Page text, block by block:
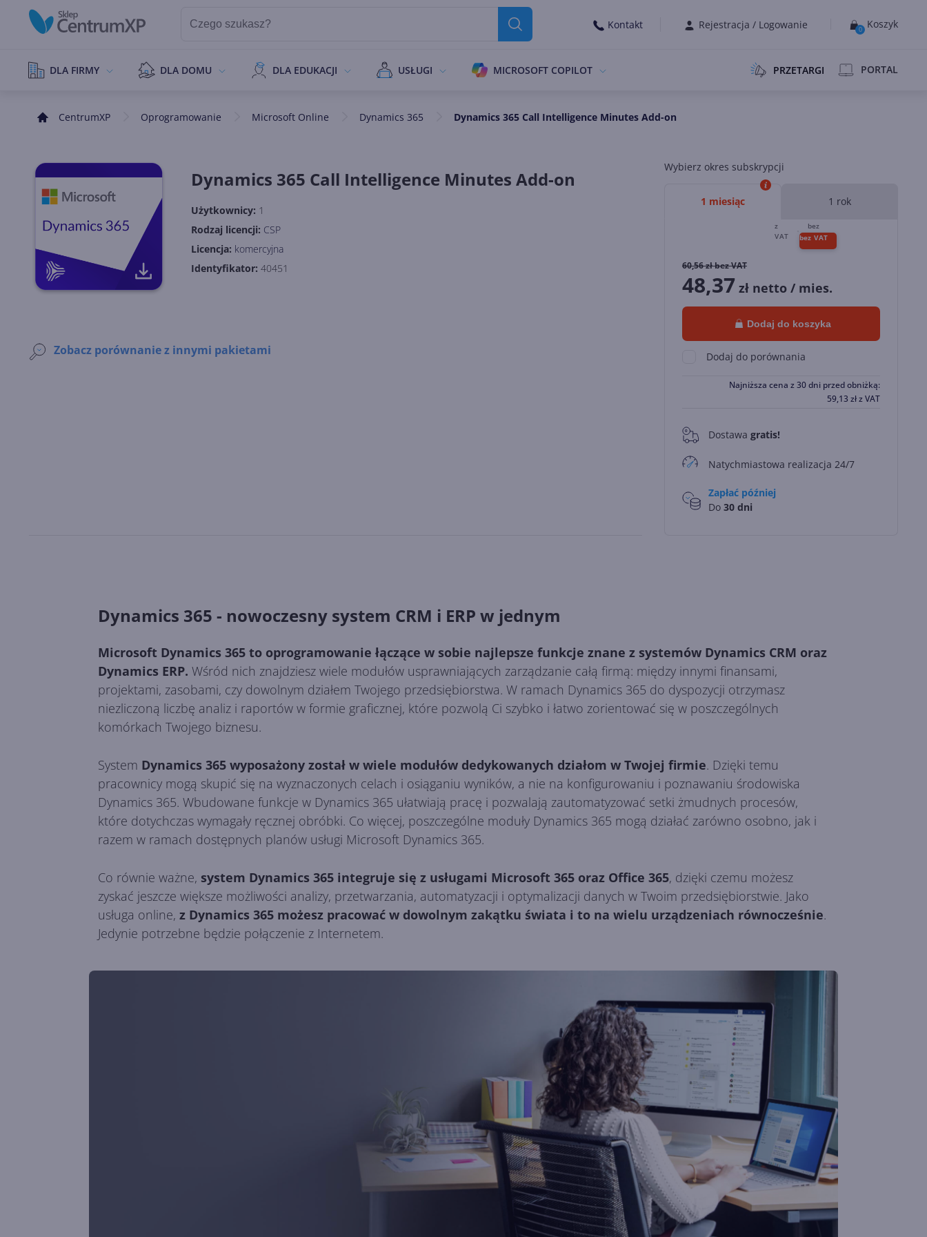
Kontakt Rejestracja / Logowanie 0 Koszyk
DLA FIRMY DLA DOMU DLA EDUKACJI USŁUGI MICROSOFT COPILOT PRZETARGI PORTAL
CentrumXP Oprogramowanie Microsoft Online Dynamics 365 Dynamics 365 Call Intelligence Minutes Add-on
Dynamics 365 Call Intelligence Minutes Add-on
Wybierz okres subskrypcji
1 miesiąc 1 rok
60,56zł bez VAT
48,37 zł netto / mies.
Dodaj do koszyka
Dodaj do porównania
Najniższa cena z 30 dni przed obniżką:
59,13 złz VAT
0 Dostawa gratis!
Natychmiastowa realizacja 24/7
Zapłać później
Do 30 dni
Użytkownicy: 1
Rodzaj licencji: CSP
Licencja: komercyjna
Identyfikator: 40451
Zobacz porównanie z innymi pakietami
Dynamics 365 - nowoczesny system CRM i ERP w jednym
Microsoft Dynamics 365 to oprogramowanie łączące w sobie najlepsze funkcje znane z systemów Dynamics CRM oraz
Dynamics ERP. Wśród nich znajdziesz wiele modułów usprawniających zarządzanie całą firmą: między innymi finansami,
projektami, zasobami, czy dowolnym działem Twojego przedsiębiorstwa. W ramach Dynamics 365 do dyspozycji otrzymasz
niezliczoną liczbę analiz i raportów w formie graficznej, które pozwolą Ci szybko i łatwo zorientować się w poszczególnych
komórkach Twojego biznesu.
System Dynamics 365 wyposażony został w wiele modułów dedykowanych działom w Twojej firmie. Dzięki temu
pracownicy mogą skupić się na wyznaczonych celach i osiąganiu wyników, a nie na konfigurowaniu i poznawaniu środowiska
Dynamics 365. Wbudowane funkcje w Dynamics 365 ułatwiają pracę i pozwalają zautomatyzować setki żmudnych procesów,
które dotychczas wymagały ręcznej obróbki. Co więcej, poszczególne moduły Dynamics 365 mogą działać zarówno osobno, jak i
razem w ramach dostępnych planów usługi Microsoft Dynamics 365.
Co równie ważne, system Dynamics 365 integruje się z usługami Microsoft 365 oraz Office 365, dzięki czemu możesz
zyskać jeszcze większe możliwości analizy, przetwarzania, automatyzacji i optymalizacji danych w Twoim przedsiębiorstwie. Jako
usługa online, z Dynamics 365 możesz pracować w dowolnym zakątku świata i to na wielu urządzeniach równocześnie.
Jedynie potrzebne będzie połączenie z Internetem.